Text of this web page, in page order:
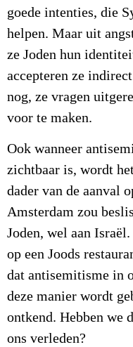
goede intenties, die
helpen. Maar uit
ze Joden hun
accepteren ze
nog, ze vragen
voor te maken.
Ook wanneer
zichtbaar is, wordt
dader van de aanval
Amsterdam zou
Joden, wel aan
op een Joods
dat antisemitisme in
deze manier wordt
ontkend. Hebben we
ons verleden?